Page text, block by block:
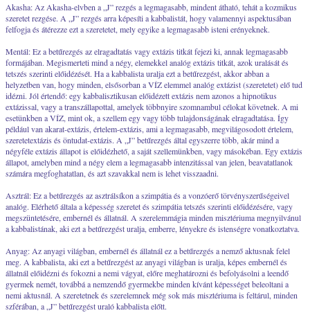
Akasha: Az Akasha-elvben a „J” rezgés a legmagasabb, mindent átható, tehát a kozmikus
szeretet rezgése. A „J” rezgés arra képesíti a kabbalistát, hogy valamennyi aspektusában
felfogja és átérezze ezt a szeretetet, mely egyike a legmagasabb isteni erényeknek.
Mentál: Ez a betűrezgés az elragadtatás vagy extázis titkát fejezi ki, annak legmagasabb
formájában. Megismerteti mind a négy, elemekkel analóg extázis titkát, azok uralását és
tetszés szerinti előidézését. Ha a kabbalista uralja ezt a betűrezgést, akkor abban a
helyzetben van, hogy minden, elsősorban a VÍZ elemmel analóg extázist (szeretetet) elő tud
idézni. Jól értendő: egy kabbalisztikusan előidézett extázis nem azonos a hipnotikus
extázissal, vagy a transzállapottal, amelyek többnyire szomnambul célokat követnek. A mi
esetünkben a VÍZ, mint ok, a szellem egy vagy több tulajdonságának elragadtatása. Így
például van akarat-extázis, értelem-extázis, ami a legmagasabb, megvilágosodott értelem,
szeretetextázis és öntudat-extázis. A „J” betűrezgés által egyszerre több, akár mind a
négyféle extázis állapot is előidézhető, a saját szellemünkben, vagy másokéban. Egy extázis
állapot, amelyben mind a négy elem a legmagasabb intenzitással van jelen, beavatatlanok
számára megfoghatatlan, és azt szavakkal nem is lehet visszaadni.
Asztrál: Ez a betűrezgés az asztrálsíkon a szimpátia és a vonzóerő törvényszerűségeivel
analóg. Elérhető általa a képesség szeretet és szimpátia tetszés szerinti előidézésére, vagy
megszüntetésére, embernél és állatnál. A szerelemmágia minden misztériuma megnyilvánul
a kabbalistának, aki ezt a betűrezgést uralja, emberre, lényekre és istenségre vonatkoztatva.
Anyag: Az anyagi világban, embernél és állatnál ez a betűrezgés a nemző aktusnak felel
meg. A kabbalista, aki ezt a betűrezgést az anyagi világban is uralja, képes embernél és
állatnál előidézni és fokozni a nemi vágyat, előre meghatározni és befolyásolni a leendő
gyermek nemét, továbbá a nemzendő gyermekbe minden kívánt képességet beleoltani a
nemi aktusnál. A szeretetnek és szerelemnek még sok más misztériuma is feltárul, minden
szférában, a „J” betűrezgést uraló kabbalista előtt.